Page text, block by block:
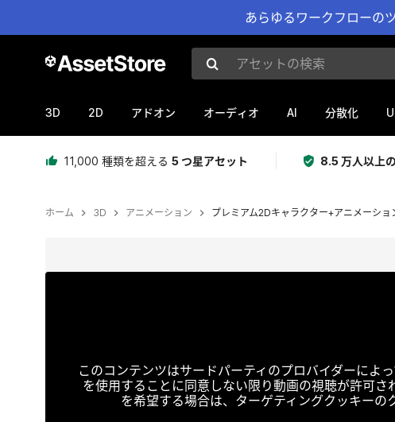
あらゆるワークフローの
アセットの検索
3D 2D アドオン オーディオ AI 分散化
11,000 種類を超える 5 つ星アセット 8.5 万人以上
ホーム 3D アニメーション プレミアム2Dキャラクター+アニメーショ
このコンテンツはサードパーティのプロバイダーによ
を使用することに同意しない限り動画の視聴が許可
を希望する場合は、ターゲティングクッキーの